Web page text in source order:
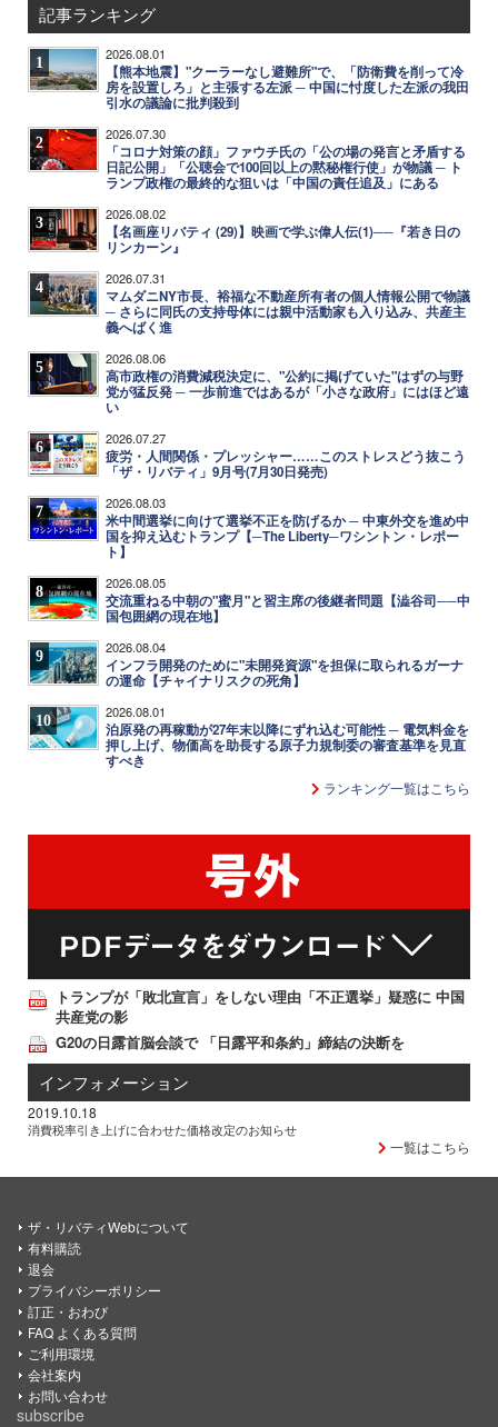
記事ランキング
1 2026.08.01
【熊本地震】"クーラーなし避難所"で、「防衛費を削って冷
房を設置しろ」と主張する左派 ─ 中国に忖度した左派の我田
引水の議論に批判殺到
2 2026.07.30
「コロナ対策の顔」ファウチ氏の「公の場の発言と矛盾する
日記公開」「公聴会で100回以上の黙秘権行使」が物議 ─ ト
ランプ政権の最終的な狙いは「中国の責任追及」にある
3 2026.08.02
【名画座リバティ (29)】映画で学ぶ偉人伝(1)──『若き日の
リンカーン』
4 2026.07.31
マムダニNY市長、裕福な不動産所有者の個人情報公開で物議
─ さらに同氏の支持母体には親中活動家も入り込み、共産主
義へばく進
5 2026.08.06
高市政権の消費減税決定に、"公約に掲げていた"はずの与野
党が猛反発 ─ 一歩前進ではあるが「小さな政府」にはほど遠
い
6 2026.07.27
疲労・人間関係・プレッシャー……このストレスどう抜こう
「ザ・リバティ」9月号(7月30日発売)
7 2026.08.03
米中間選挙に向けて選挙不正を防げるか ─ 中東外交を進め中
国を抑え込むトランプ【─The Liberty─ワシントン・レポー
ト】
8 2026.08.05
交流重ねる中朝の"蜜月"と習主席の後継者問題【澁谷司──中
国包囲網の現在地】
9 2026.08.04
インフラ開発のために"未開発資源"を担保に取られるガーナ
の運命【チャイナリスクの死角】
10 2026.08.01
泊原発の再稼動が27年末以降にずれ込む可能性 ─ 電気料金を
押し上げ、物価高を助長する原子力規制委の審査基準を見直
すべき
ランキング一覧はこちら
トランプが「敗北宣言」をしない理由「不正選挙」疑惑に 中国
共産党の影
G20の日露首脳会談で 「日露平和条約」締結の決断を
インフォメーション
2019.10.18
消費税率引き上げに合わせた価格改定のお知らせ
一覧はこちら
ザ・リバティWebについて
有料購読
退会
プライバシーポリシー
訂正・おわび
FAQ よくある質問
ご利用環境
会社案内
お問い合わせ
subscribe